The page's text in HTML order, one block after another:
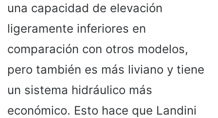
una capacidad de elevación
ligeramente inferiores en
comparación con otros modelos,
pero también es más liviano y tiene
un sistema hidráulico más
económico. Esto hace que Landini